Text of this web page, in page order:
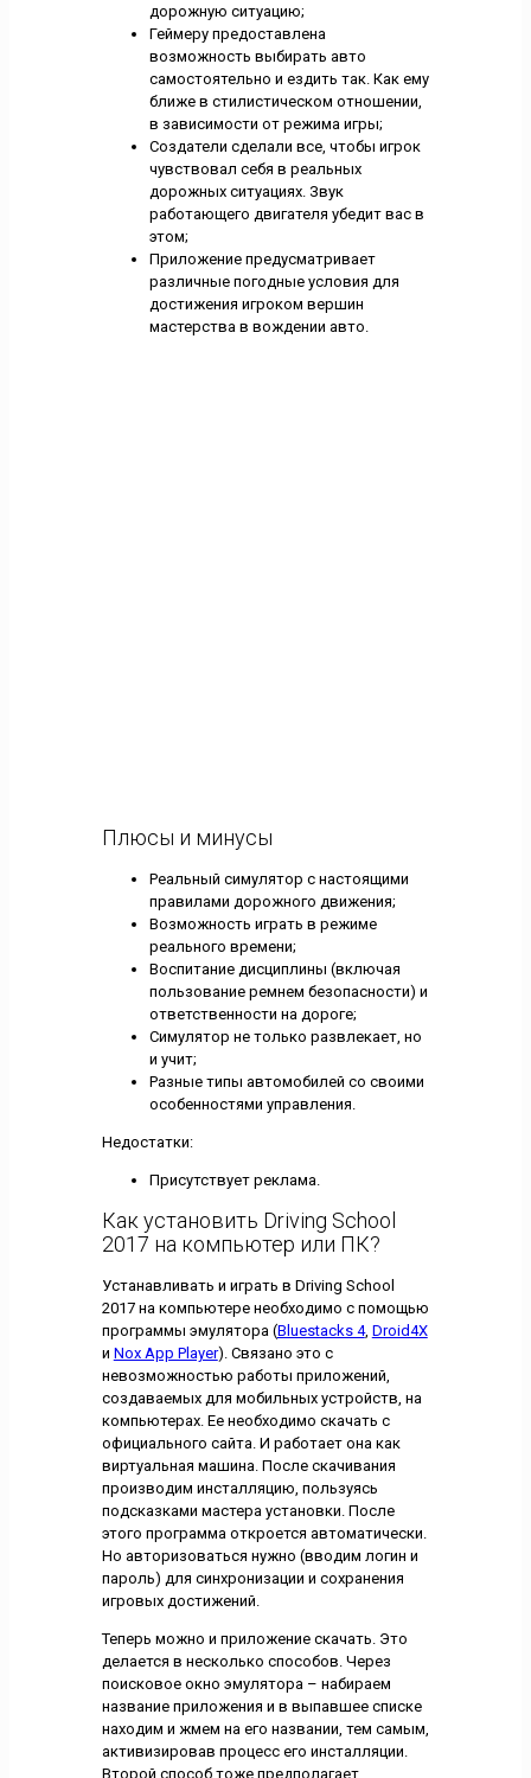
дорожную ситуацию;
Геймеру предоставлена
возможность выбирать авто
самостоятельно и ездить так. Как ему
ближе в стилистическом отношении,
в зависимости от режима игры;
Создатели сделали все, чтобы игрок
чувствовал себя в реальных
дорожных ситуациях. Звук
работающего двигателя убедит вас в
этом;
Приложение предусматривает
различные погодные условия для
достижения игроком вершин
мастерства в вождении авто.
Плюсы и минусы
Реальный симулятор с настоящими
правилами дорожного движения;
Возможность играть в режиме
реального времени;
Воспитание дисциплины (включая
пользование ремнем безопасности) и
ответственности на дороге;
Симулятор не только развлекает, но
и учит;
Разные типы автомобилей со своими
особенностями управления.
Недостатки:
Присутствует реклама.
Как установить Driving School
2017 на компьютер или ПК?
Устанавливать и играть в Driving School
2017 на компьютере необходимо с помощью
программы эмулятора (Bluestacks 4, Droid4X
и Nox App Player). Связано это с
невозможностью работы приложений,
создаваемых для мобильных устройств, на
компьютерах. Ее необходимо скачать с
официального сайта. И работает она как
виртуальная машина. После скачивания
производим инсталляцию, пользуясь
подсказками мастера установки. После
этого программа откроется автоматически.
Но авторизоваться нужно (вводим логин и
пароль) для синхронизации и сохранения
игровых достижений.
Теперь можно и приложение скачать. Это
делается в несколько способов. Через
поисковое окно эмулятора – набираем
название приложения и в выпавшее списке
находим и жмем на его названии, тем самым,
активизировав процесс его инсталляции.
Второй способ тоже предполагает